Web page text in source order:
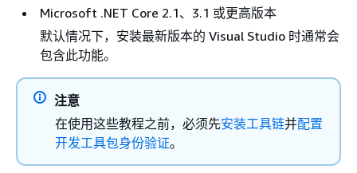
Microsoft .NET Core 2.1、3.1 或更高版本
默认情况下，安装最新版本的 Visual Studio 时通常会
包含此功能。
注意
在使用这些教程之前，必须先安装工具链并配置
开发工具包身份验证。